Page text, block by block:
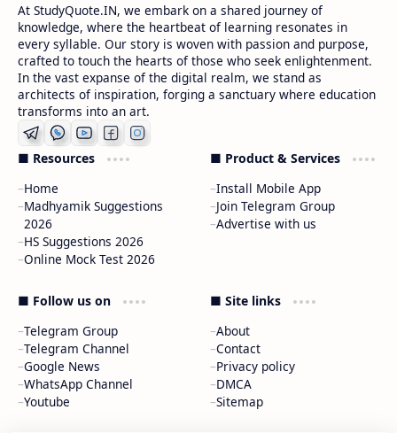
At StudyQuote.IN, we embark on a shared journey of
knowledge, where the heartbeat of learning resonates in
every syllable. Our story is woven with passion and purpose,
crafted to touch the hearts of those who seek enlightenment.
In the vast expanse of the digital realm, we stand as
architects of inspiration, forging a sanctuary where education
transforms into an art.
■ Resources
Home
Madhyamik Suggestions
2026
HS Suggestions 2026
Online Mock Test 2026
■ Product & Services
Install Mobile App
Join Telegram Group
Advertise with us
■ Follow us on
Telegram Group
Telegram Channel
Google News
WhatsApp Channel
Youtube
■ Site links
About
Contact
Privacy policy
DMCA
Sitemap